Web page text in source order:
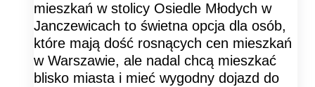
mieszkań w stolicy Osiedle Młodych w
Janczewicach to świetna opcja dla osób,
które mają dość rosnących cen mieszkań
w Warszawie, ale nadal chcą mieszkać
blisko miasta i mieć wygodny dojazd do